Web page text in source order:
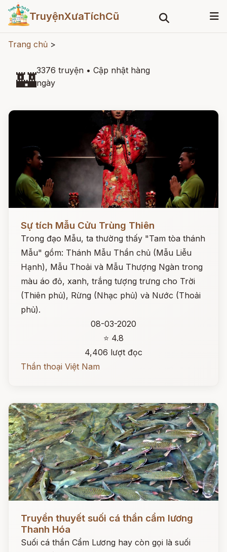
TruyệnXưaTíchCũ
Trang chủ >
🏰3376 truyện • Cập nhật hàng
ngày
Sự tích Mẫu Cửu Trùng Thiên
Trong đạo Mẫu, ta thường thấy "Tam tòa thánh
Mẫu" gồm: Thánh Mẫu Thần chủ (Mẫu Liễu
Hạnh), Mẫu Thoải và Mẫu Thượng Ngàn trong
màu áo đỏ, xanh, trắng tượng trưng cho Trời
(Thiên phủ), Rừng (Nhạc phủ) và Nước (Thoải
phủ).
08-03-2020
⭐ 4.8
4,406 lượt đọc
Thần thoại Việt Nam
Đọc ngay
Truyền thuyết suối cá thần cẩm lương
Thanh Hóa
Suối cá thần Cẩm Lương hay còn gọi là suối